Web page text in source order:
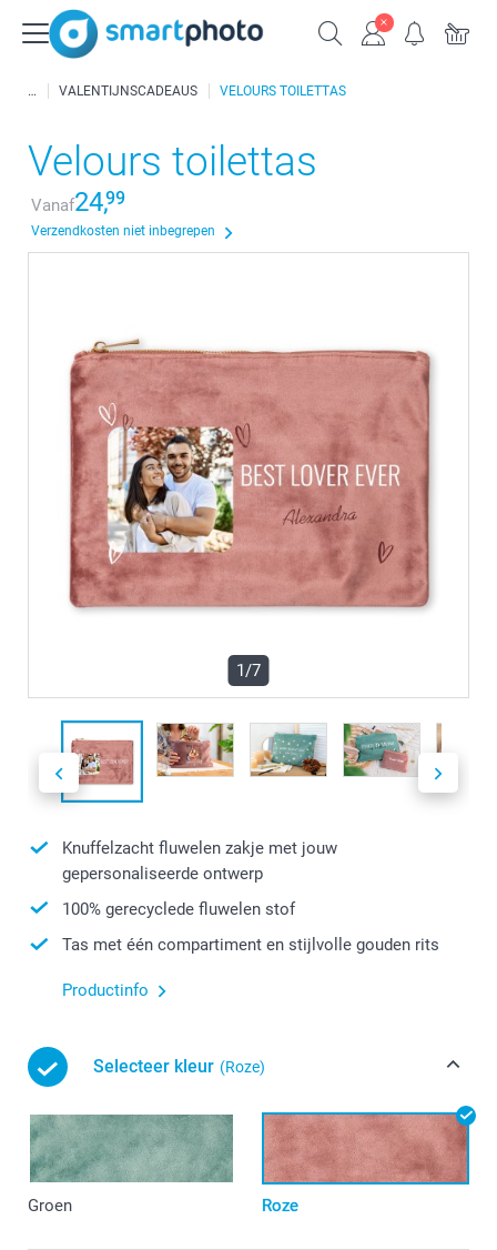
VALENTIJNSCADEAUS VELOURS TOILETTAS
Velours toilettas
Vanaf24,99
Verzendkosten niet inbegrepen
1/7
Knuffelzacht fluwelen zakje met jouw
gepersonaliseerde ontwerp
100% gerecyclede fluwelen stof
Tas met één compartiment en stijlvolle gouden rits
Productinfo
Selecteer kleur (Roze)
Groen Roze